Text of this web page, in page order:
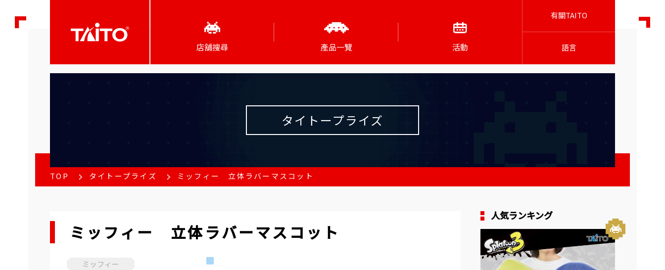
店舖搜尋 產品一覽 活動
有關TAITO
語言
タイトープライズ
TOP タイトープライズ ミッフィー 立体ラバーマスコット
ミッフィー 立体ラバーマスコット
ミッフィー
人気ランキング